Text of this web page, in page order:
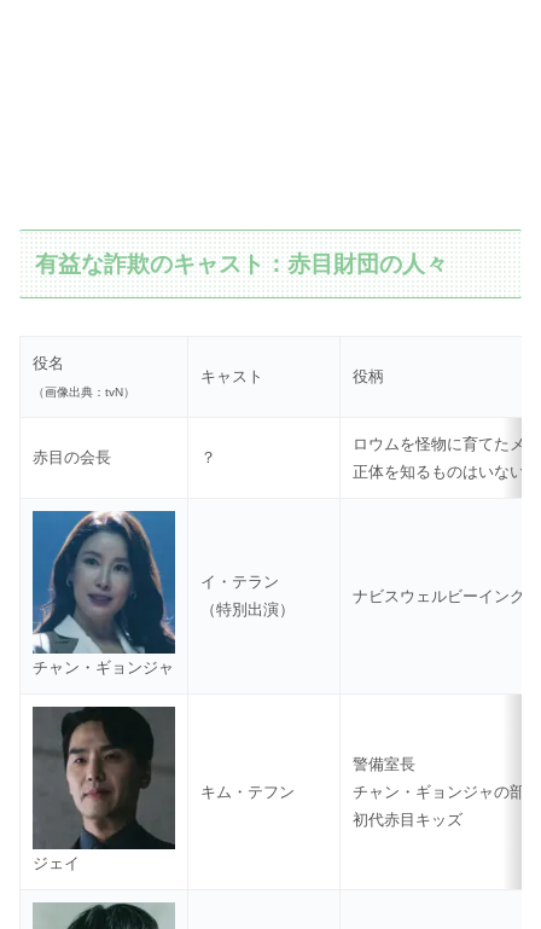
有益な詐欺のキャスト：赤目財団の人々
役名
（画像出典：tvN）
キャスト 役柄
赤目の会長 ？
ロウムを怪物に育てたメ
正体を知るものはいない
チャン・ギョンジャ
イ・テラン
（特別出演）
ナビスウェルビーイング
ジェイ
キム・テフン
警備室長
チャン・ギョンジャの部下
初代赤目キッズ